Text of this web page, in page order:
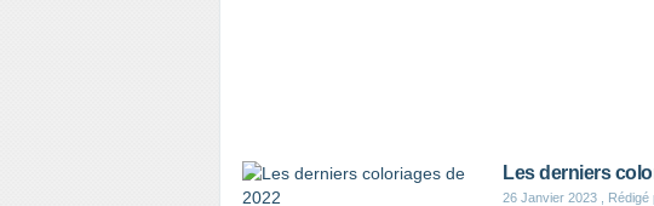
Les derniers
26 Janvier 2023 ,